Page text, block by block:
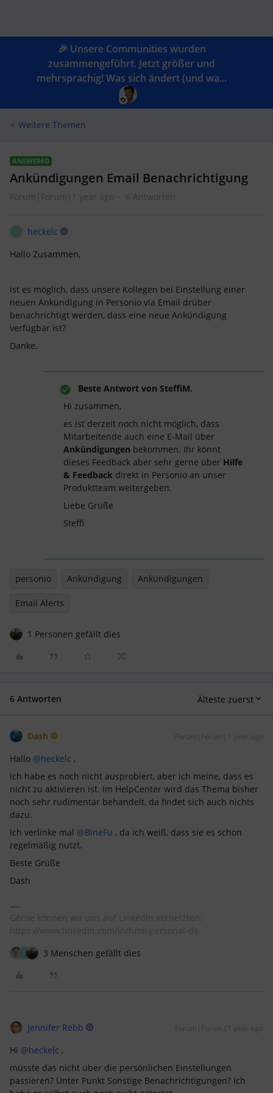
🎉 Unsere Communities wurden
zusammengeführt. Jetzt größer und
mehrsprachig! Was sich ändert (und wa...
Weitere Themen
ANSWERED
Ankündigungen Email Benachrichtigung
Forum|Forum|1 year ago 6 Antworten
heckelc
Hallo Zusammen,
ist es möglich, dass unsere Kollegen bei Einstellung einer
neuen Ankündigung in Personio via Email drüber
benachrichtigt werden, dass eine neue Ankündigung
verfügbar ist?
Danke.
Beste Antwort von SteffiM.
Hi zusammen,
es ist derzeit noch nicht möglich, dass
Mitarbeitende auch eine E-Mail über
Ankündigungen bekommen. Ihr könnt
dieses Feedback aber sehr gerne über Hilfe
& Feedback direkt in Personio an unser
Produktteam weitergeben.
Liebe Grüße
Steffi
personio Ankündigung Ankündigungen
Email Alerts
1 Personen gefällt dies
6 Antworten Älteste zuerst
Dash Forum|Forum|1 year ago
Hallo @heckelc ,
ich habe es noch nicht ausprobiert, aber ich meine, dass es
nicht zu aktivieren ist. Im HelpCenter wird das Thema bisher
noch sehr rudimentär behandelt, da findet sich auch nichts
dazu.
Ich verlinke mal @BineFu , da ich weiß, dass sie es schon
regelmäßig nutzt.
Beste Grüße
Dash
Gerne können wir uns auf LinkedIn vernetzten:
https://www.linkedin.com/in/hmk-personal-ds
H 3 Menschen gefällt dies
Jennifer Rebb Forum|Forum|1 year ago
Hi @heckelc ,
müsste das nicht über die persönlichen Einstellungen
passieren? Unter Punkt Sonstige Benachrichtigungen? Ich